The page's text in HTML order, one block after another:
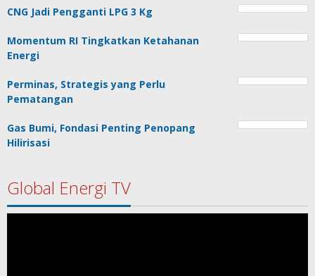
CNG Jadi Pengganti LPG 3 Kg
Momentum RI Tingkatkan Ketahanan
Energi
Perminas, Strategis yang Perlu
Pematangan
Gas Bumi, Fondasi Penting Penopang
Hilirisasi
Global Energi TV